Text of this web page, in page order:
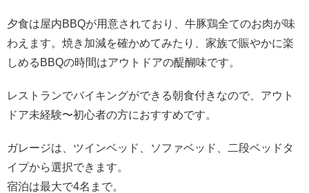
夕食は屋内BBQが用意されており、牛豚鶏全てのお肉が味
わえます。焼き加減を確かめてみたり、家族で賑やかに楽
しめるBBQの時間はアウトドアの醍醐味です。
レストランでバイキングができる朝食付きなので、アウト
ドア未経験〜初心者の方におすすめです。
ガレージは、ツインベッド、ソファベッド、二段ベッドタ
イプから選択できます。
宿泊は最大で4名まで。